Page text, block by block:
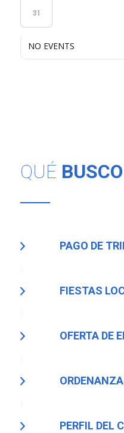
31
NO EVENTS
QUÉ BUSCO
PAGO DE
FIESTAS
OFERTA DE
PERFIL DEL